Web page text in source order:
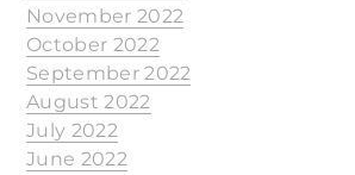
November 2022
October 2022
September 2022
August 2022
July 2022
June 2022